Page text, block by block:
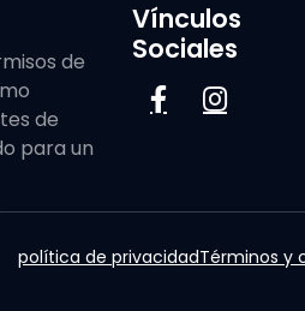
de
de
para un
Vínculos
Sociales
política de privacidadTérminos y